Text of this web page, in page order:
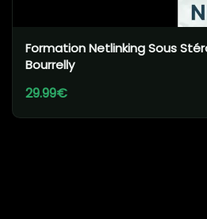
Formation Netlinking Sous
Bourrelly
29.99€